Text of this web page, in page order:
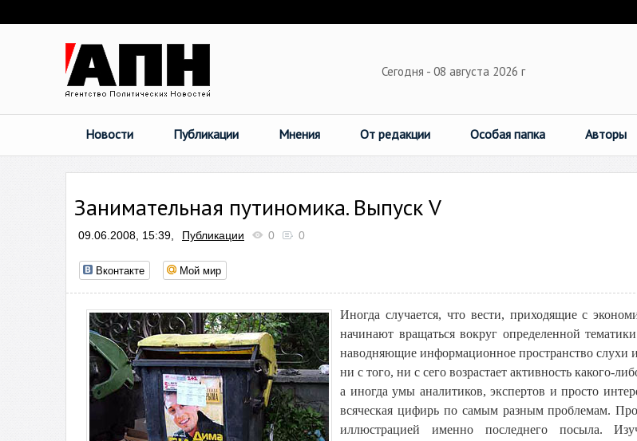
Сегодня - 08 августа 2026 г
Новости Публикации Мнения От редакции Особая папка Авторы
Занимательная путиномика. Выпуск V
09.06.2008, 15:39, Публикации 0 0
Вконтакте Мой мир
Иногда случается, что вести, приходящие с
начинают вращаться вокруг определенной
наводняющие информационное пространство слухи
ни с того, ни с сего возрастает активность какого-
а иногда умы аналитиков, экспертов и просто
всяческая цифирь по самым разным проблемам.
иллюстрацией именно последнего посыла.